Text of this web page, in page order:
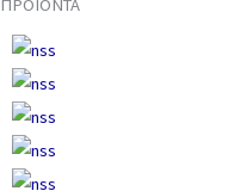
ΠΡΟΪΟΝΤΑ